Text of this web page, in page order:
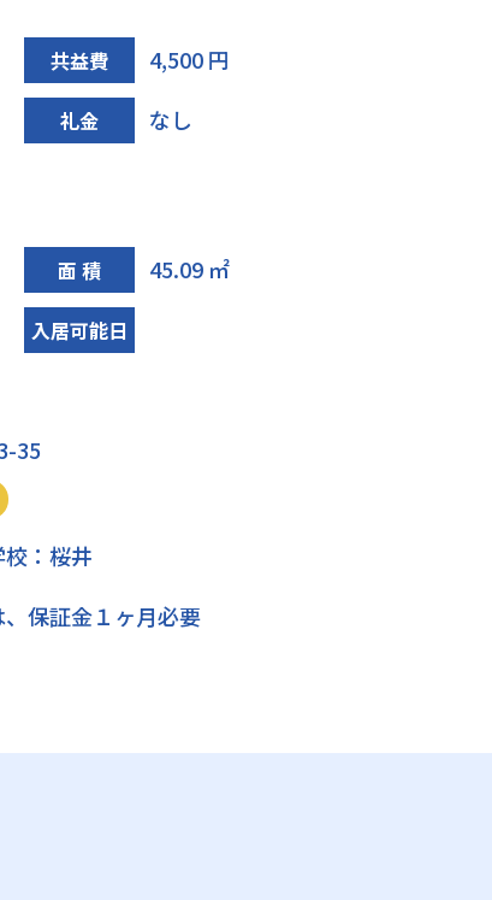
共益費 4,500 円
礼金 なし
面 積 45.09 ㎡
入居可能日
35
：桜井
保証金１ヶ月必要